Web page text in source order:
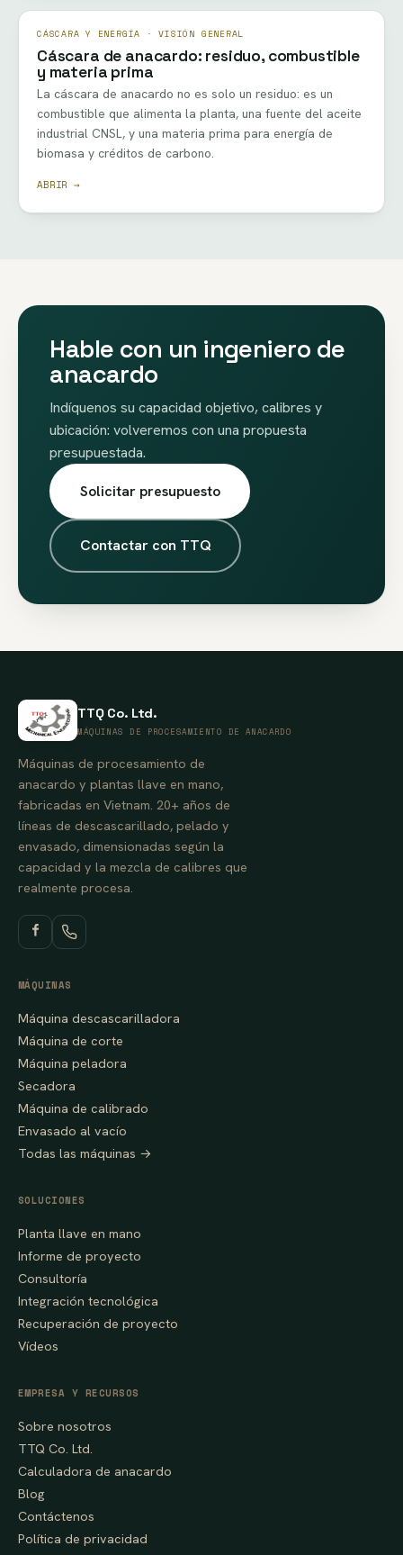
CÁSCARA Y ENERGÍA · VISIÓN GENERAL
Cáscara de anacardo: residuo, combustible
y materia prima
La cáscara de anacardo no es solo un residuo: es un
combustible que alimenta la planta, una fuente del aceite
industrial CNSL, y una materia prima para energía de
biomasa y créditos de carbono.
ABRIR →
Hable con un ingeniero de
anacardo
Indíquenos su capacidad objetivo, calibres y
ubicación: volveremos con una propuesta
presupuestada.
Solicitar presupuesto
Contactar con TTQ
TTQ Co. Ltd.
MÁQUINAS DE PROCESAMIENTO DE ANACARDO
Máquinas de procesamiento de
anacardo y plantas llave en mano,
fabricadas en Vietnam. 20+ años de
líneas de descascarillado, pelado y
envasado, dimensionadas según la
capacidad y la mezcla de calibres que
realmente procesa.
MÁQUINAS
Máquina descascarilladora
Máquina de corte
Máquina peladora
Secadora
Máquina de calibrado
Envasado al vacío
Todas las máquinas →
SOLUCIONES
Planta llave en mano
Informe de proyecto
Consultoría
Integración tecnológica
Recuperación de proyecto
Vídeos
EMPRESA Y RECURSOS
Sobre nosotros
TTQ Co. Ltd.
Calculadora de anacardo
Blog
Contáctenos
Política de privacidad